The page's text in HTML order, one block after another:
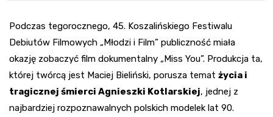
Podczas tegorocznego, 45. Koszalińskiego Festiwalu
Debiutów Filmowych „Młodzi i Film” publiczność miała
okazję zobaczyć film dokumentalny „Miss You”. Produkcja ta,
której twórcą jest Maciej Bieliński, porusza temat życia i
tragicznej śmierci Agnieszki Kotlarskiej, jednej z
najbardziej rozpoznawalnych polskich modelek lat 90.